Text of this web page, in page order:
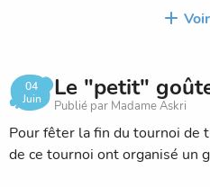
04
Juin
Le "petit"
Publié par Madame Askri
Pour fêter la fin du tournoi de
de ce tournoi ont organisé un